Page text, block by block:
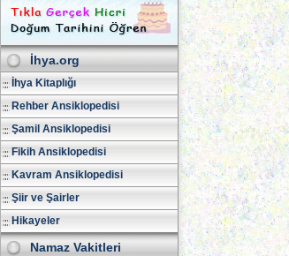
İhya.org
İhya Kitaplığı
Rehber Ansiklopedisi
Şamil Ansiklopedisi
Fikih Ansiklopedisi
Kavram Ansiklopedisi
Şiir ve Şairler
Hikayeler
Namaz Vakitleri